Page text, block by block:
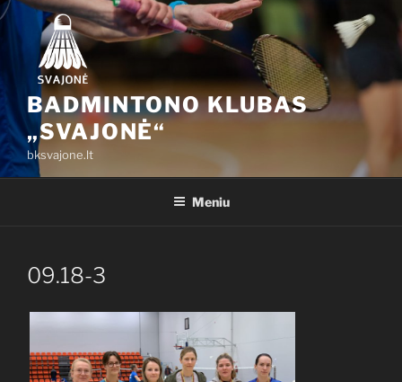
Eiti
prie
turinio
BADMINTONO KLUBAS
„SVAJONĖ“
bksvajone.lt
Meniu
09.18-3